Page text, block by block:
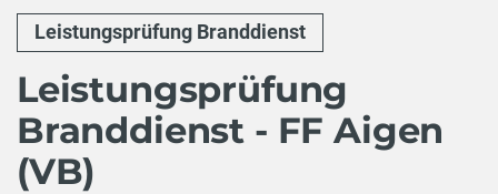
Leistungsprüfung Branddienst
Leistungsprüfung
Branddienst - FF Aigen
(VB)